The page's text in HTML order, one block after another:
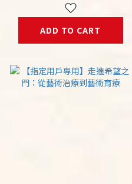
ADD TO CART